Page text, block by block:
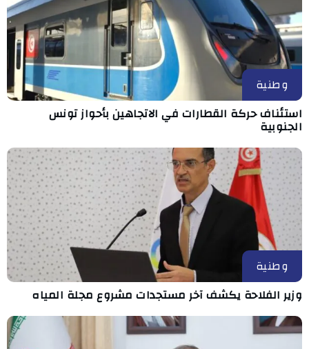
وطنية
استئناف حركة القطارات في الاتجاهين بأحواز تونس
الجنوبية
وطنية
وزير الفلاحة يكشف آخر مستجدات مشروع مجلة المياه